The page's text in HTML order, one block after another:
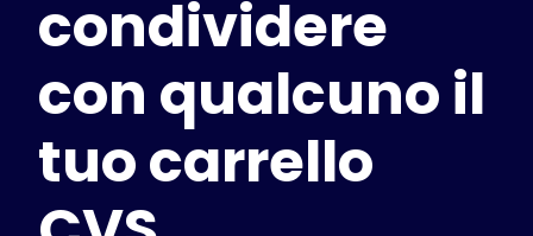
Per aziende
Ottieni Plus+
Accedi
condividere
con qualcuno il
tuo carrello